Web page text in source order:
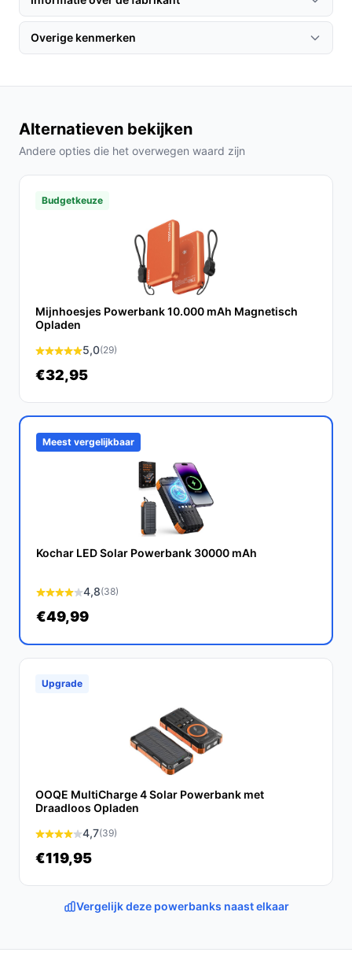
Overige kenmerken
Alternatieven bekijken
Andere opties die het overwegen waard zijn
Budgetkeuze
Mijnhoesjes Powerbank 10.000 mAh Magnetisch
Opladen
5,0(29)
€32,95
Meest vergelijkbaar
Kochar LED Solar Powerbank 30000 mAh
4,8(38)
€49,99
Upgrade
OOQE MultiCharge 4 Solar Powerbank met
Draadloos Opladen
4,7(39)
€119,95
Vergelijk deze powerbanks naast elkaar